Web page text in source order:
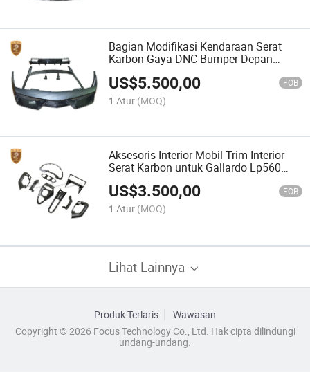
Bagian Modifikasi Kendaraan Serat
Karbon Gaya DNC Bumper Depan
US$5.500,00 FOB
1 Atur (MOQ)
Aksesoris Interior Mobil Trim Interior
Serat Karbon untuk Gallardo Lp560
570 Harga Pabrik
US$3.500,00 FOB
1 Atur (MOQ)
Lihat Lainnya
Produk Terlaris
Wawasan
Copyright © 2026 Focus Technology Co., Ltd. Hak cipta dilindungi
undang-undang.